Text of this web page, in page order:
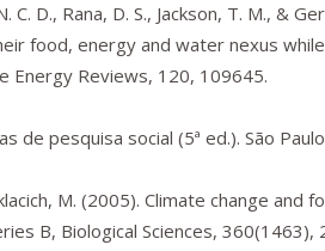
C. D., Rana, D. S., Jackson, T. M., &
food, energy and water nexus
Energy Reviews, 120, 109645.
de pesquisa social (5ª ed.). São
M. (2005). Climate change and
B, Biological Sciences,360(1463),